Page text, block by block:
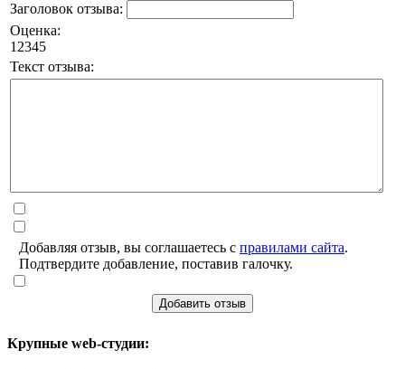
Заголовок отзыва:
Оценка:
1 2345
Текст отзыва:
Добавляя отзыв, вы соглашаетесь с правилами сайта.
Подтвердите добавление, поставив галочку.
Добавить отзыв
Крупные web-студии: